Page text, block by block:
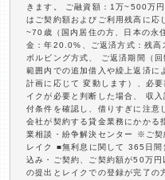
きます。 ご融資額：1万~500万
はご契約額およびご利用残高に
~70歳（国内居住の方、日本の永
金：年20.0%、ご返済方式：残高
ボルビング方式、 ご返済期間（
範囲内での追加借入や繰上返済に
計画に応じて 変動します）、必
イクが必要と判断した場合、 収
付条件を確認し、借りすぎに注
会社が契約する貸金業務にかか
業相談・紛争解決センター ※ご契
レイク ■無利息に関して 365日
込み・ご契約、ご契約額が50万
の提出とレイクでの登録が完了